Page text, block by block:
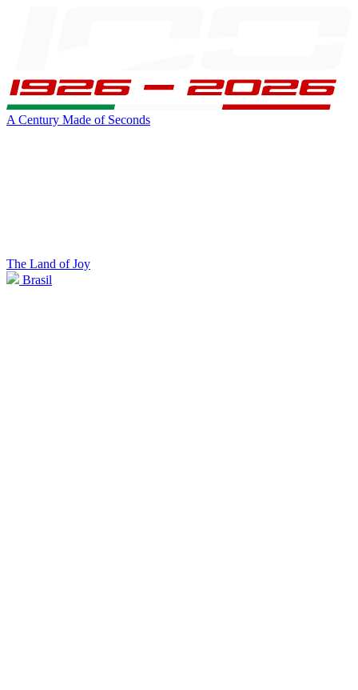
A Century Made of Seconds
The Land of Joy
Brasil